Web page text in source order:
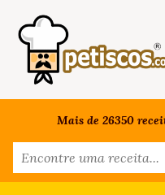
Mais de 26350